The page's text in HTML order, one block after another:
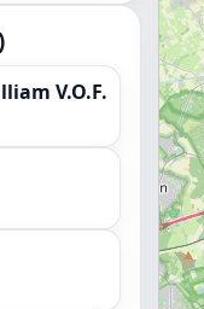
V.O.F.